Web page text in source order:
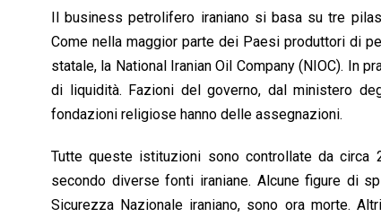
Il business petrolifero iraniano si basa su tre
Come nella maggior parte dei Paesi produttori di
statale, la National Iranian Oil Company (NIOC). In
di liquidità. Fazioni del governo, dal ministero
fondazioni religiose hanno delle assegnazioni.
Tutte queste istituzioni sono controllate da
secondo diverse fonti iraniane. Alcune figure di
Sicurezza Nazionale iraniano, sono ora morte.